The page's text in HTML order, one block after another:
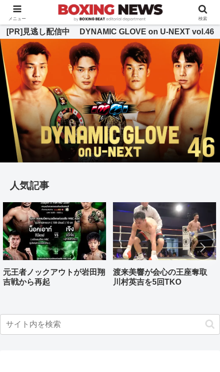
BOXING BEAT [ボクシング・ビート] 公式サイト
[PR]見逃し配信中 DYNAMIC GLOVE on U-NEXT vol.46
人気記事
元王者ノックアウトが岩田翔
吉戦から再起
渡来美響が会心の王座奪取
川村英吉を5回TKO
メニュー 検索